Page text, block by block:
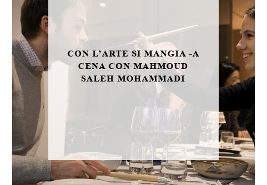
CON L’ARTE SI MANGIA -A
CENA CON MAHMOUD
SALEH MOHAMMADI